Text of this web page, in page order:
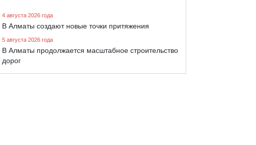
4 августа 2026 года
В Алматы создают новые точки притяжения
5 августа 2026 года
В Алматы продолжается масштабное строительство
дорог